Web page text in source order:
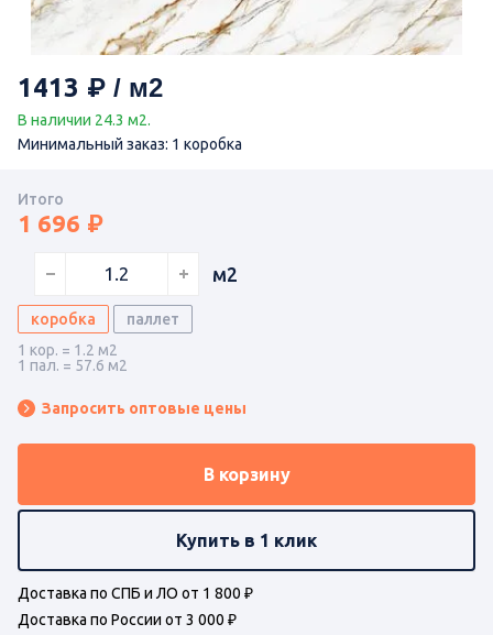
1413
В наличии 24.3 м2.
Минимальный заказ: 1 коробка
Итого
1 696
м2
коробка
паллет
1 кор. = 1.2 м2
1 пал. = 57.6 м2
Запросить оптовые цены
В корзину
Купить в 1 клик
Доставка по СПБ и ЛО от 1 800 ₽
Доставка по России от 3 000 ₽